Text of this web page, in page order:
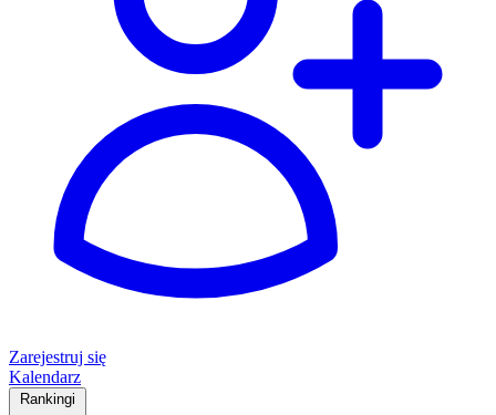
Zarejestruj się
Kalendarz
Rankingi